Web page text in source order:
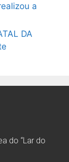
a
DA
do “Lar do